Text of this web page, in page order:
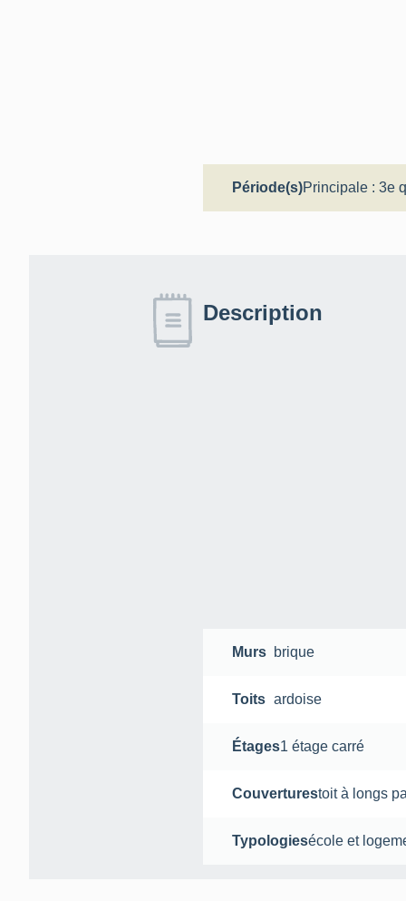
Période(s)Principale : 3e
Description
Murs brique
Toits ardoise
Étages1 étage carré
Couverturestoit à longs
Typologiesécole et